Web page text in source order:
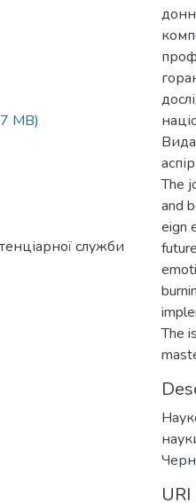
MB)
служби
The
and
eign
The
URI